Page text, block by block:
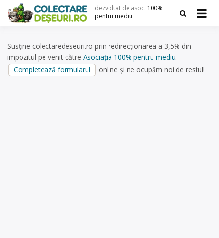
content
dezvoltat de asoc. 100%
pentru mediu
Susține colectaredeseuri.ro prin redirecționarea a 3,5% din
impozitul pe venit către Asociația 100% pentru mediu.
Completează formularul
online și ne ocupăm noi de restul!